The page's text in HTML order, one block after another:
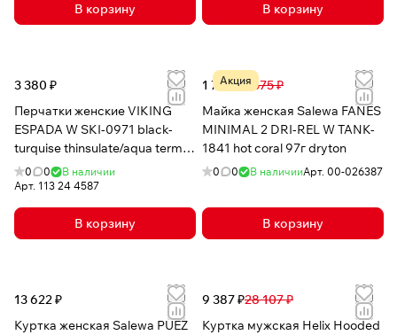
В корзину В корзину
3 380 ₽
Перчатки женские VIKING
ESPADA W SKI-0971 black-
turquise thinsulate/aqua termo
tex
0 0
В наличии
Арт. 113 24 4587
В корзину
Акция
1 748 ₽3 575 ₽
Майка женская Salewa FANES
MINIMAL 2 DRI-REL W TANK-
1841 hot coral 97г dryton
0 0 В наличииАрт. 00-026387
В корзину
13 622 ₽
Куртка женская Salewa PUEZ
9 387 ₽28 107 ₽
Куртка мужская Helix Hooded